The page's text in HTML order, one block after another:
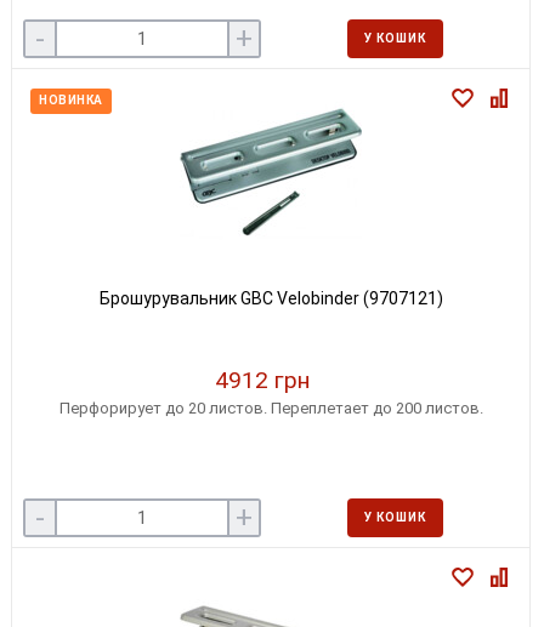
- + У КОШИК
НОВИНКА
Брошурувальник GBC Velobinder (9707121)
4912 грн
Перфорирует до 20 листов. Переплетает до 200 листов.
- + У КОШИК